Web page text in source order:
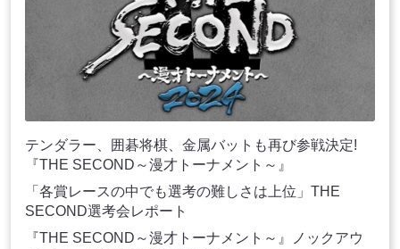
テンダラー、囲碁将棋、金属バットも再び参戦決定!
『THE SECOND～漫才トーナメント～』
「各賞レースの中でも選考の難しさは上位」THE
SECOND選考会レポート
『THE SECOND～漫才トーナメント～』ノックアウ